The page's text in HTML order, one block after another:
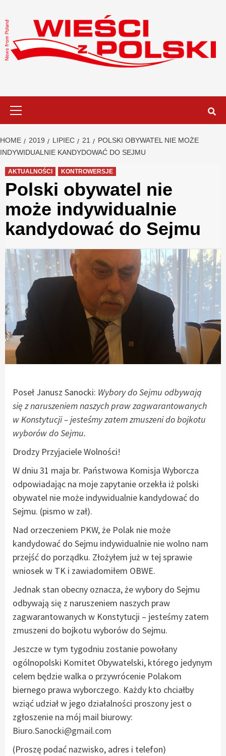
to
content
HOME 2019 LIPIEC 21
POLSKI OBYWATEL NIE MOŻE
INDYWIDUALNIE KANDYDOWAĆ DO SEJMU
AKTUALNOŚCI KONTROWERSJE
Polski obywatel nie
może indywidualnie
kandydować do Sejmu
Poseł Janusz Sanocki: Wybory do Sejmu odbywają
się z naruszeniem naszych praw zagwarantowanych
w Konstytucji – jesteśmy zatem zmuszeni do bojkotu
wyborów do Sejmu.
Drodzy Przyjaciele Wolności!
W dniu 31 maja br. Państwowa Komisja Wyborcza
odpowiadając na moje zapytanie orzekła iż polski
obywatel nie może indywidualnie kandydować do
Sejmu. (pismo w zał).
Nad orzeczeniem PKW, że Polak nie może
kandydować do Sejmu indywidualnie nie wolno nam
przejść do porządku. Złożyłem już w tej sprawie
wniosek w TK i zawiadomiłem OBWE.
Jednak stan obecny oznacza, że wybory do Sejmu
odbywają się z naruszeniem naszych praw
zagwarantowanych w Konstytucji – jesteśmy zatem
zmuszeni do bojkotu wyborów do Sejmu.
Jeszcze w tym tygodniu zostanie powołany
ogólnopolski Komitet Obywatelski, którego jedynym
celem będzie walka o przywrócenie Polakom
biernego prawa wyborczego. Każdy kto chciałby
wziąć udział w jego działalności proszony jest o
zgłoszenie na mój mail biurowy:
Biuro.Sanocki@gmail.com
(Proszę podać nazwisko, adres i telefon)